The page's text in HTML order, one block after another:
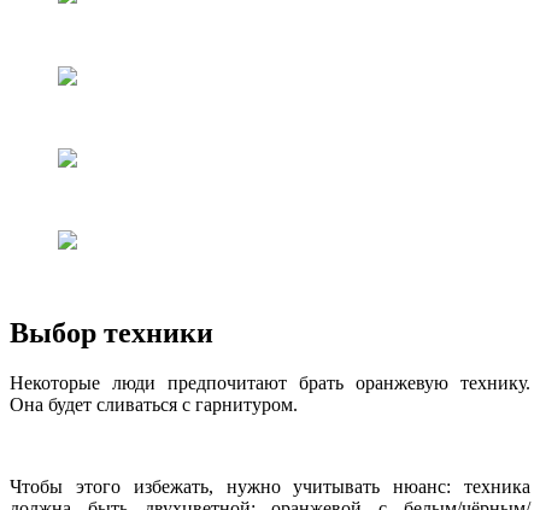
Выбор техники
Некоторые люди предпочитают брать оранжевую технику.
Она будет сливаться с гарнитуром.
Чтобы этого избежать, нужно учитывать нюанс: техника